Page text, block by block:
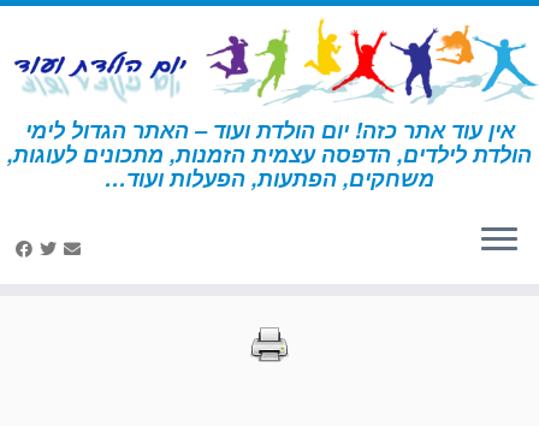
דלג
לתוכן
אין עוד אתר כזה! יום הולדת ועוד – האתר הגדול לימי
הולדת לילדים, הדפסה עצמית הזמנות, מתכונים לעוגות,
משחקים, הפתעות, הפעלות ועוד… דף הבית » הדפסות – הישרדות » עמוד 2
הדפסות – הישרדות